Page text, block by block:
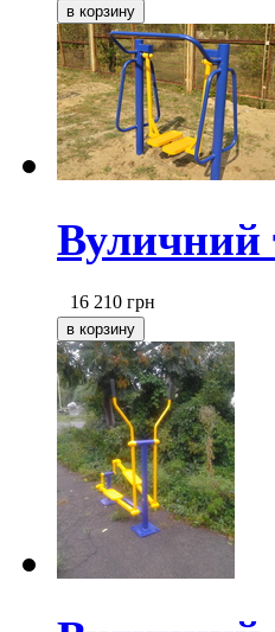
Вуличний
16 210 грн